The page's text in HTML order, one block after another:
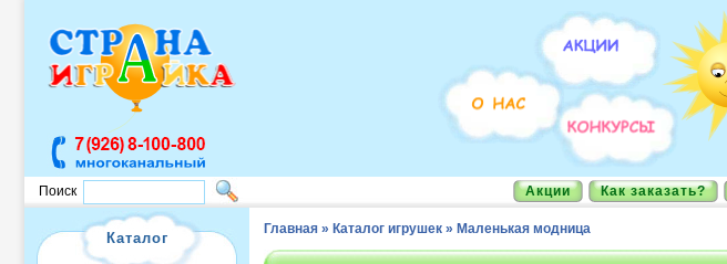
Поиск Акции Как заказать?
Каталог
Главная » Каталог игрушек » Маленькая модница